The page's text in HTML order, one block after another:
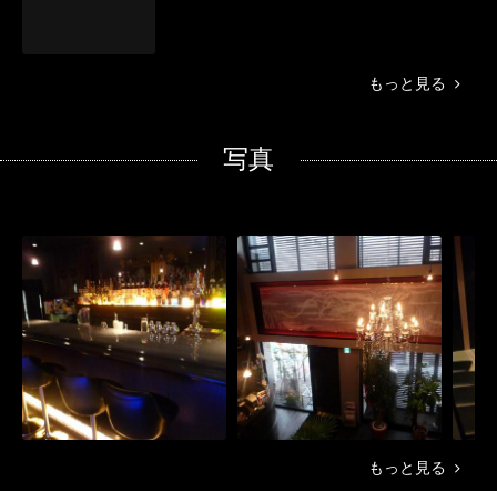
もっと見る
写真
もっと見る